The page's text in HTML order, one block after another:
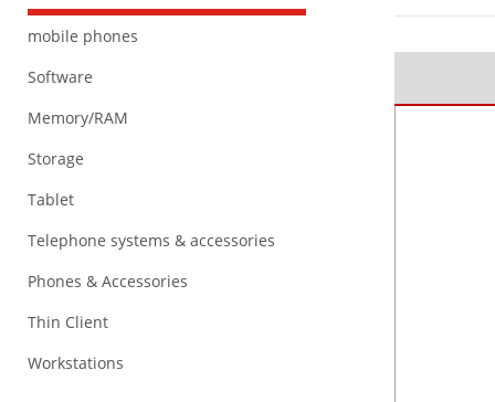
mobile phones
Software
Memory/RAM
Storage
Tablet
Telephone systems & accessories
Phones & Accessories
Thin Client
Workstations